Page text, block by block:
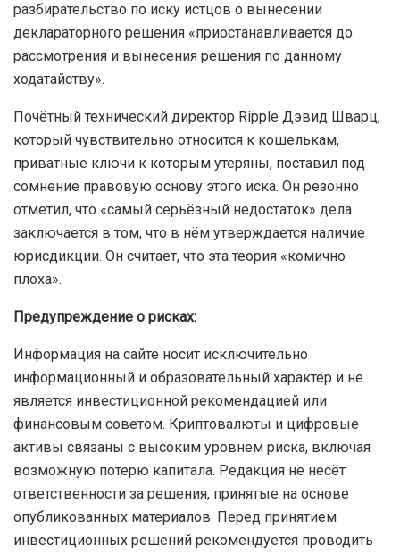
разбирательство по иску истцов о вынесении
деклараторного решения «приостанавливается до
рассмотрения и вынесения решения по данному
ходатайству».
Почётный технический директор Ripple Дэвид Шварц,
который чувствительно относится к кошелькам,
приватные ключи к которым утеряны, поставил под
сомнение правовую основу этого иска. Он резонно
отметил, что «самый серьёзный недостаток» дела
заключается в том, что в нём утверждается наличие
юрисдикции. Он считает, что эта теория «комично
плоха».
Предупреждение о рисках:
Информация на сайте носит исключительно
информационный и образовательный характер и не
является инвестиционной рекомендацией или
финансовым советом. Криптовалюты и цифровые
активы связаны с высоким уровнем риска, включая
возможную потерю капитала. Редакция не несёт
ответственности за решения, принятые на основе
опубликованных материалов. Перед принятием
инвестиционных решений рекомендуется проводить